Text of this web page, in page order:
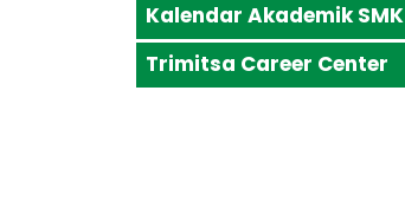
Kalendar Akademik SMK
Trimitsa Career Center